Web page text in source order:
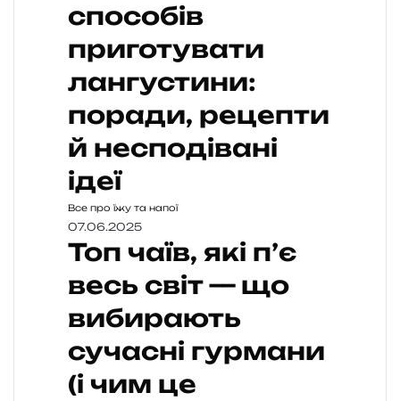
способів
приготувати
лангустини:
поради, рецепти
й несподівані
ідеї
Все про їжу та напої
07.06.2025
Топ чаїв, які п’є
весь світ — що
вибирають
сучасні гурмани
(і чим це